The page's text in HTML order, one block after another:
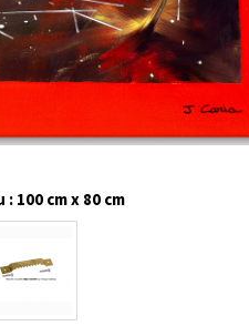
100 cm x 80 cm